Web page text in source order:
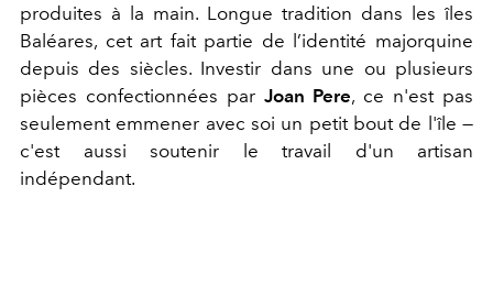
produites à la main. Longue tradition dans les îles
Baléares, cet art fait partie de l’identité majorquine
depuis des siècles. Investir dans une ou plusieurs
pièces confectionnées par Joan Pere, ce n'est pas
seulement emmener avec soi un petit bout de l'île —
c'est aussi soutenir le travail d'un artisan
indépendant.